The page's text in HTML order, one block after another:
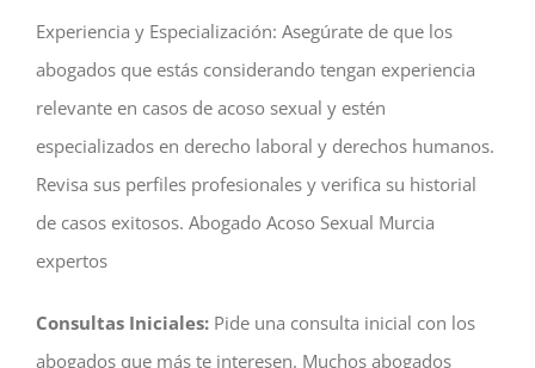
Experiencia y Especialización: Asegúrate de que los
abogados que estás considerando tengan experiencia
relevante en casos de acoso sexual y estén
especializados en derecho laboral y derechos humanos.
Revisa sus perfiles profesionales y verifica su historial
de casos exitosos. Abogado Acoso Sexual Murcia
expertos
Consultas Iniciales:Pide una consulta inicial con los
abogados que más te interesen. Muchos abogados